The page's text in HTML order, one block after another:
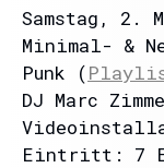
Samstag, 2.
Minimal- &
Punk (
DJ Marc
Eintritt: 7